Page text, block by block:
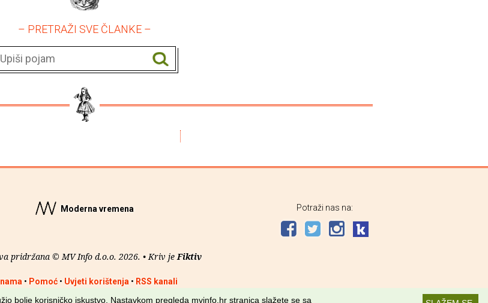
– PRETRAŽI SVE ČLANKE –
Moderna vremena
pridržana © MV Info d.o.o. 2026. • Kriv jeFiktiv
• Pomoć• Uvjeti korištenja • RSS kanali
Potraži nas na:
bolje korisničko iskustvo. Nastavkom pregleda mvinfo.hr stranica slažete se sa